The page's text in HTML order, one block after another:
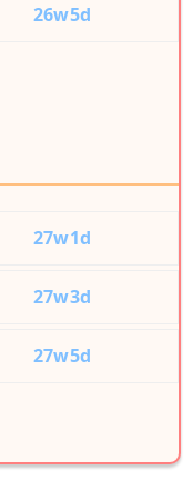
26w5d
27w1d
27w3d
27w5d